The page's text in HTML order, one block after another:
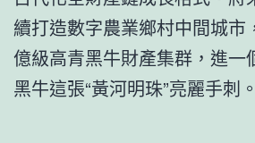
續打造數字農業鄉村中間城市
億級高青黑牛財產集群，進一
黑牛這張“黃河明珠”亮麗手刺。